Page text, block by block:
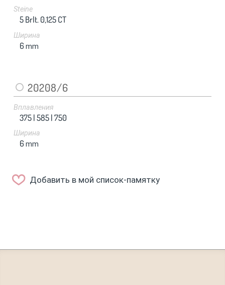
Steine
5 Brlt. 0,125 CT
Ширина
6mm
20208/6
Вплавления
375 |585 |750
Ширина
6mm
Добавить в мой список-памятку